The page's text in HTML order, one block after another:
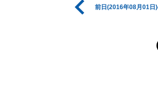
前日(2016年08月01日